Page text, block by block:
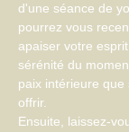
d'une séance de
pourrez vous
apaiser votre
sérénité du
paix intérieure
offrir.
Ensuite, laissez-